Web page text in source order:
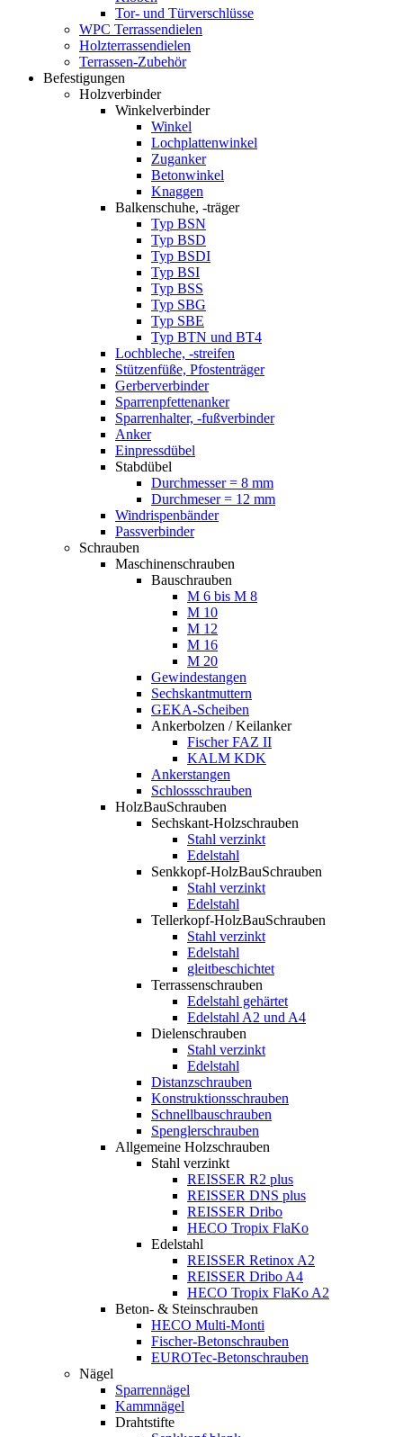
Tor- und Türverschlüsse
WPC Terrassendielen
Holzterrassendielen
Terrassen-Zubehör
Befestigungen
Holzverbinder
Winkelverbinder
Winkel
Lochplattenwinkel
Zuganker
Betonwinkel
Knaggen
Balkenschuhe, -träger
Typ BSN
Typ BSD
Typ BSDI
Typ BSI
Typ BSS
Typ SBG
Typ SBE
Typ BTN und BT4
Lochbleche, -streifen
Stützenfüße, Pfostenträger
Gerberverbinder
Sparrenpfettenanker
Sparrenhalter, -fußverbinder
Anker
Einpressdübel
Stabdübel
Durchmesser = 8 mm
Durchmeser = 12 mm
Windrispenbänder
Passverbinder
Schrauben
Maschinenschrauben
Bauschrauben
M 6 bis M 8
M 10
M 12
M 16
M 20
Gewindestangen
Sechskantmuttern
GEKA-Scheiben
Ankerbolzen / Keilanker
Fischer FAZ II
KALM KDK
Ankerstangen
Schlossschrauben
HolzBauSchrauben
Sechskant-Holzschrauben
Stahl verzinkt
Edelstahl
Senkkopf-HolzBauSchrauben
Stahl verzinkt
Edelstahl
Tellerkopf-HolzBauSchrauben
Stahl verzinkt
Edelstahl
gleitbeschichtet
Terrassenschrauben
Edelstahl gehärtet
Edelstahl A2 und A4
Dielenschrauben
Stahl verzinkt
Edelstahl
Distanzschrauben
Konstruktionsschrauben
Schnellbauschrauben
Spenglerschrauben
Allgemeine Holzschrauben
Stahl verzinkt
REISSER R2 plus
REISSER DNS plus
REISSER Dribo
HECO Tropix FlaKo
Edelstahl
REISSER Retinox A2
REISSER Dribo A4
HECO Tropix FlaKo A2
Beton- & Steinschrauben
HECO Multi-Monti
Fischer-Betonschrauben
EUROTec-Betonschrauben
Nägel
Sparrennägel
Kammnägel
Drahtstifte